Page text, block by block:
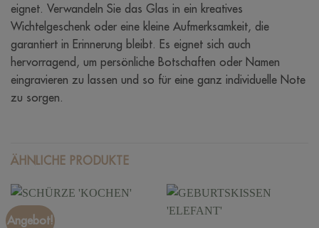
eignet. Verwandeln Sie das Glas in ein kreatives
Wichtelgeschenk oder eine kleine Aufmerksamkeit, die
garantiert in Erinnerung bleibt. Es eignet sich auch
hervorragend, um persönliche Botschaften oder Namen
eingravieren zu lassen und so für eine ganz individuelle Note
zu sorgen.
ÄHNLICHE PRODUKTE
Angebot!